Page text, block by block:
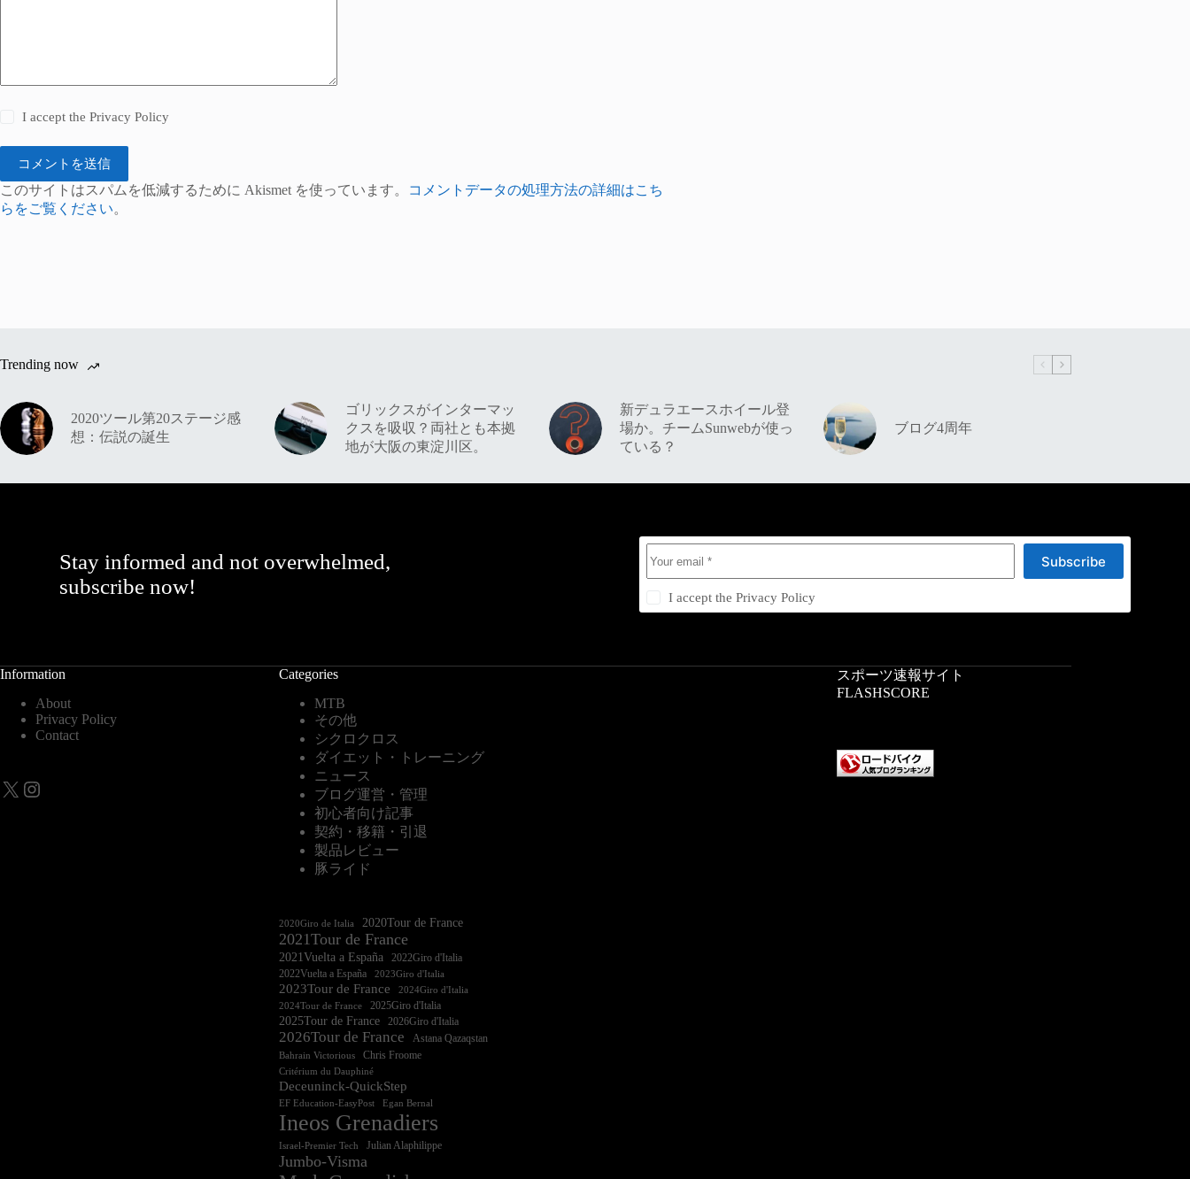
I accept thePrivacy Policy
コメントを送信
このサイトはスパムを低減するために Akismet を使っています。
コメントデータの処理方法の詳細はこち
らをご覧ください。
Trending now
2020ツール第20ステージ感
想：伝説の誕生
ゴリックスがインターマッ
クスを吸収？両社とも本拠
地が大阪の東淀川区。
新デュラエースホイール登
場か。チームSunwebが使っ
ている？
ブログ4周年
Stay informed and not overwhelmed,
subscribe now!
Subscribe
I accept thePrivacy Policy
Information
About
Privacy Policy
Contact
X Instagram
Categories
MTB
その他
シクロクロス
ダイエット・トレーニング
ニュース
ブログ運営・管理
初心者向け記事
契約・移籍・引退
製品レビュー
豚ライド
2020Giro de Italia 2020Tour de France
2021Tour de France
2021Vuelta a España
2022Giro d'Italia‏
2022Vuelta a España
2023Giro d'Italia
2023Tour de France
2024Tour de France
2025Giro d'Italia
2025Tour de France 2026Giro d'Italia
2026Tour de France Astana Qazaqstan
Bahrain Victorious Chris Froome
Critérium du Dauphiné
Deceuninck-QuickStep
EF Education-EasyPost Egan Bernal
Ineos Grenadiers
Israel-Premier Tech Julian Alaphilippe
Jumbo-Visma
スポーツ速報サイト
FLASHSCORE